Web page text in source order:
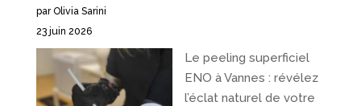
par Olivia Sarini
23 juin 2026
Le peeling superficiel
ENO à Vannes : révélez
l’éclat naturel de votre